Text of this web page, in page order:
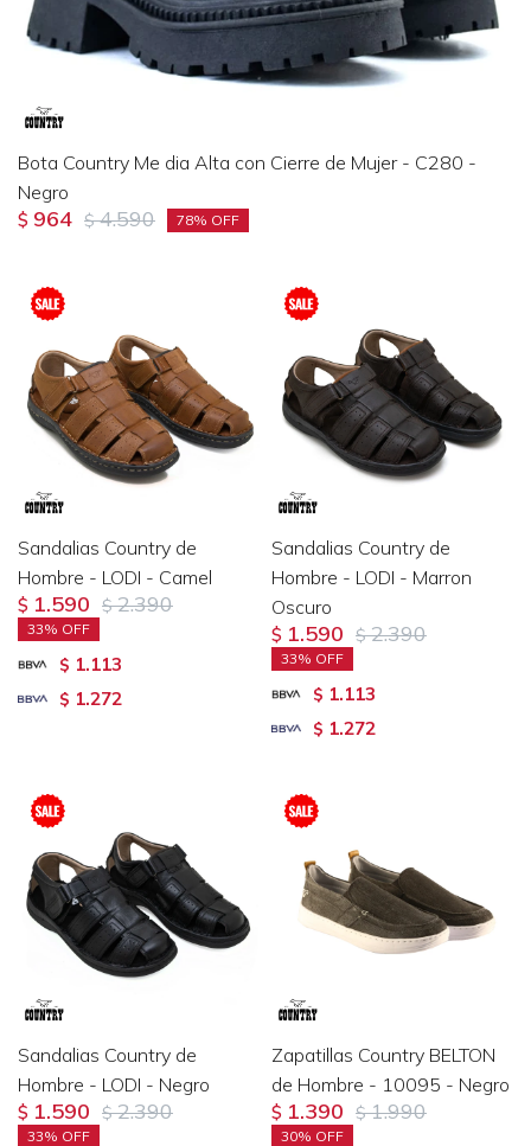
Bota Country Me dia Alta con Cierre de Mujer - C280 -
Negro
$ 964 $ 4.590 78
Sandalias Country de
Hombre - LODI - Camel
$ 1.590 $ 2.390
33
$ 1.113
$ 1.272
Sandalias Country de
Hombre - LODI - Marron
Oscuro
$ 1.590 $ 2.390
33
$ 1.113
$ 1.272
Sandalias Country de
Hombre - LODI - Negro
$ 1.590 $ 2.390
33
Zapatillas Country BELTON
de Hombre - 10095 - Negro
$ 1.390 $ 1.990
30